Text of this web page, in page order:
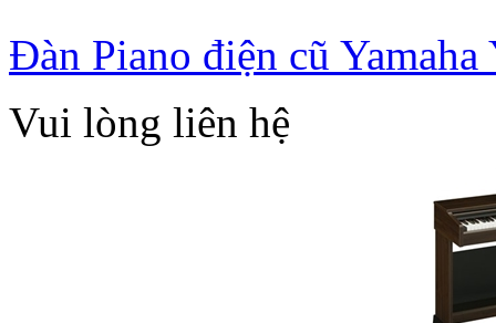
Đàn Piano điện cũ Yamaha
Vui lòng liên hệ